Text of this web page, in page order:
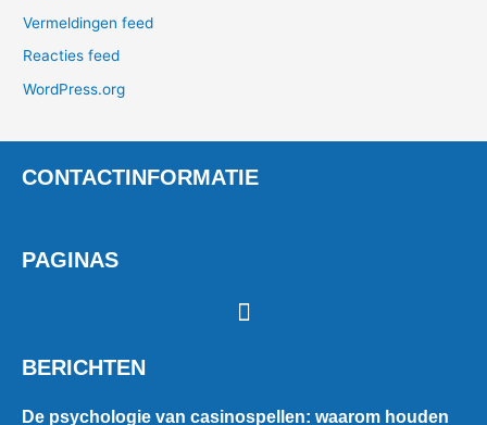
Vermeldingen feed
Reacties feed
WordPress.org
CONTACTINFORMATIE
PAGINAS
BERICHTEN
De psychologie van casinospellen: waarom houden